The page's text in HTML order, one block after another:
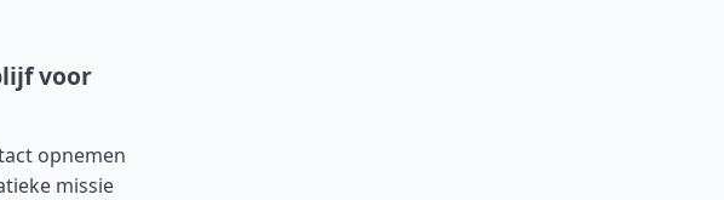
voor
opnemen
missie